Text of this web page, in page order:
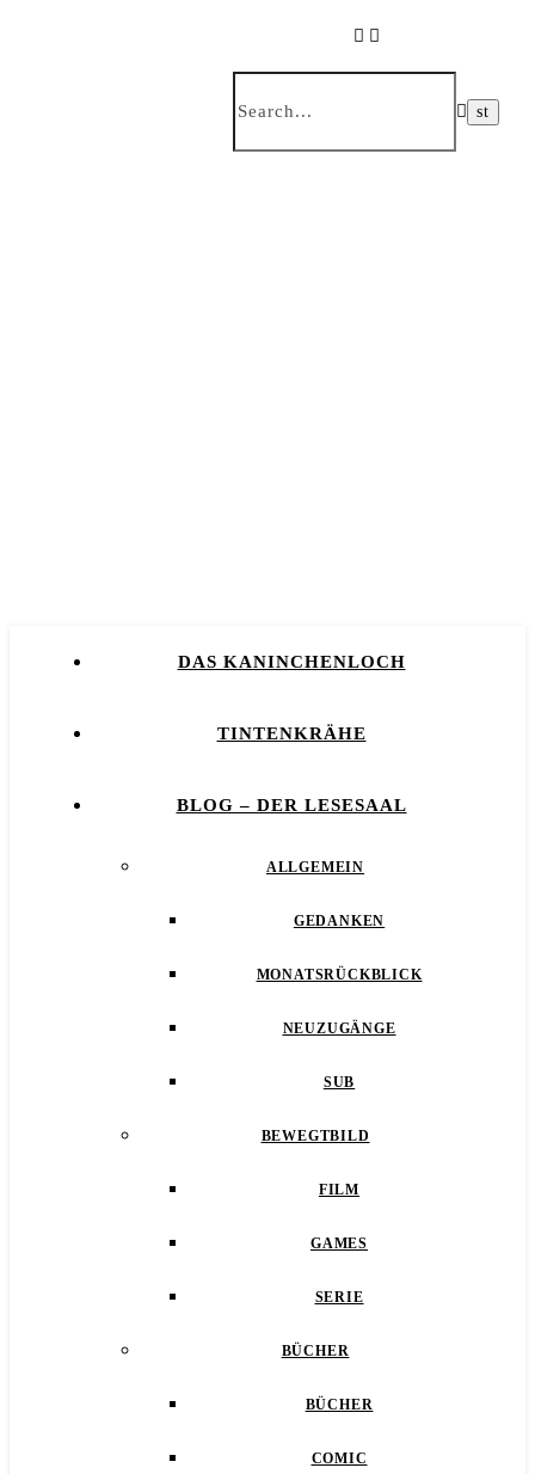
DAS KANINCHENLOCH
TINTENKRÄHE
BLOG – DER LESESAAL
ALLGEMEIN
GEDANKEN
MONATSRÜCKBLICK
NEUZUGÄNGE
SUB
BEWEGTBILD
FILM
GAMES
SERIE
BÜCHER
BÜCHER
COMIC